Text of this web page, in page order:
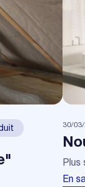
30/
Plus
En